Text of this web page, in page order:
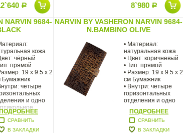
Р 8`980 Р
NARVIN 9684-
кожа
чёрный
прямой
19 x 9.5 x 2
Бумажник
четыре
и одно
СРАВНИТЬ
В ЗАКЛАДКИ
NARVIN BY VASHERON NARVIN 9684-
N.BAMBINO OLIVE
• Материал:
натуральная кожа
• Цвет: коричневый
• Тип: прямой
• Размер: 19 x 9.5 x 2
см Бумажник
• Внутри: четыре
горизонтальных
отделения и одно
ПОДРОБНЕЕ
СРАВНИТЬ
В ЗАКЛАДКИ